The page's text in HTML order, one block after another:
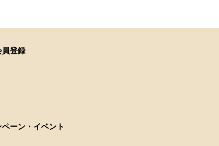
員登録
ペーン・イベント